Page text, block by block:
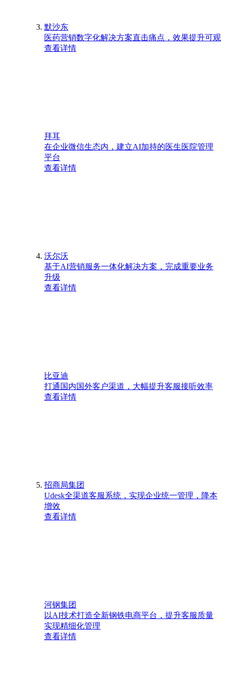
默沙东
医药营销数字化解决方案直击痛点，效果提升可观
查看详情
拜耳
在企业微信生态内，建立AI加持的医生医院管理
平台
查看详情
沃尔沃
基于AI营销服务一体化解决方案，完成重要业务
升级
查看详情
比亚迪
打通国内国外客户渠道，大幅提升客服接听效率
查看详情
招商局集团
Udesk全渠道客服系统，实现企业统一管理，降本
增效
查看详情
河钢集团
以AI技术打造全新钢铁电商平台，提升客服质量
实现精细化管理
查看详情